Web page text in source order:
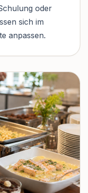
oder
sich im
anpassen.